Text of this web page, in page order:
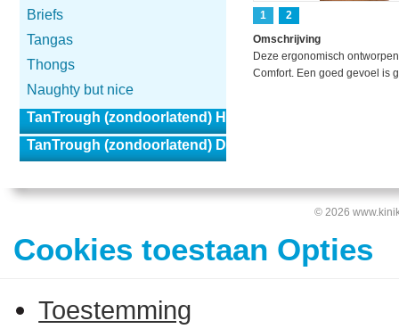
Briefs
Tangas
Thongs
Naughty but nice
TanTrough (zondoorlatend) Heren
TanTrough (zondoorlatend) Dames
1
2
Omschrijving
Deze ergonomisch
Comfort. Een goed gevoel is
© 2026
Cookies toestaan Opties
Toestemming